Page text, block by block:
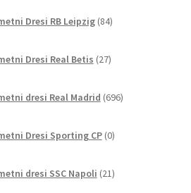
Dresi RB Leipzig 84izdelkov
Dresi Real Betis 27izdelkov
dresi Real Madrid 696izdelkov
Dresi Sporting CP 0izdelkov
dresi SSC Napoli 21izdelkov